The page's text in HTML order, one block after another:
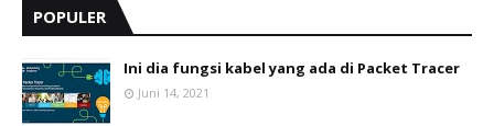
POPULER
Ini dia fungsi kabel yang ada di Packet Tracer
Juni 14, 2021